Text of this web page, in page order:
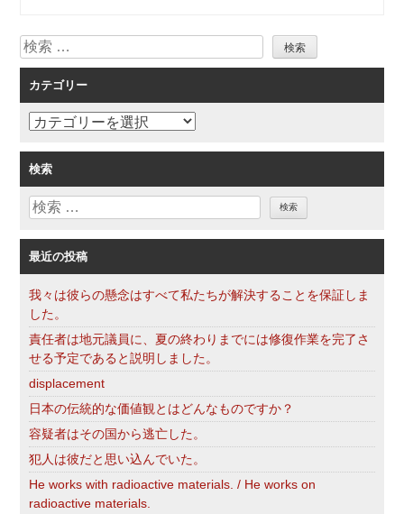
ー
シ
ョ
ン
検
索
カテゴリー
カ
ゴ
リ
ー
検索
検
最近の投稿
我々は彼らの懸念はすべて私たちが解決することを保証しま
した。
責任者は地元議員に、夏の終わりまでには修復作業を完了さ
せる予定であると説明しました。
displacement
日本の伝統的な価値観とはどんなものですか？
容疑者はその国から逃亡した。
犯人は彼だと思い込んでいた。
He works with radioactive materials. / He works on
radioactive materials.